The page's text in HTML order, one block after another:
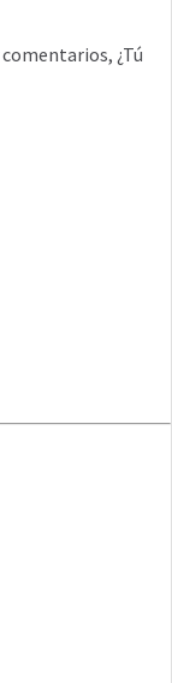
¿Tú